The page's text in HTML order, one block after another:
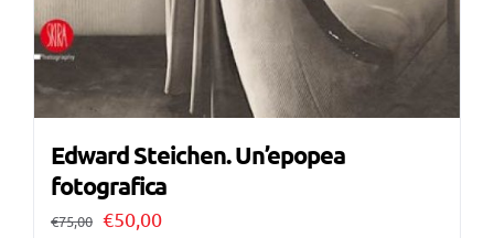
Edward Steichen. Un’epopea
fotografica
€75,00 Il
€50,00Il